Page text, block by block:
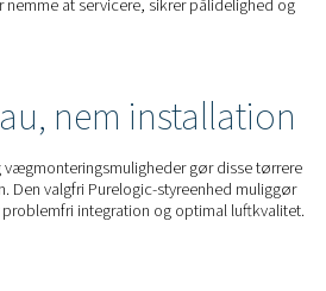
reducerer driftsomkostningerne
regenereringsproces minimerer
energi og sikrer ensartet
luft, lav